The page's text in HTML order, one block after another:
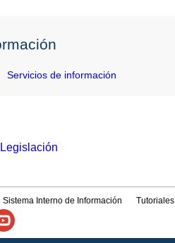
Servicios de información
Sistema Interno de Información Tutoriales